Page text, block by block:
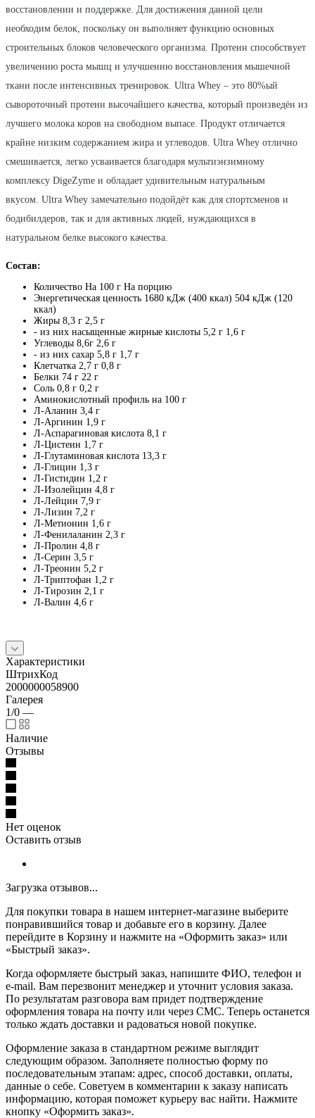
восстановлении и поддержке. Для достижения данной цели
необходим белок, поскольку он выполняет функцию основных
строительных блоков человеческого организма. Протеин способствует
увеличению роста мышц и улучшению восстановления мышечной
ткани после интенсивных тренировок. Ultra Whey – это 80%ый
сывороточный протеин высочайшего качества, который произведён из
лучшего молока коров на свободном выпасе. Продукт отличается
крайне низким содержанием жира и углеводов. Ultra Whey отлично
смешивается, легко усваивается благодаря мультиэнзимному
комплексу DigeZyme и обладает удивительным натуральным
вкусом. Ultra Whey замечательно подойдёт как для спортсменов и
бодибилдеров, так и для активных людей, нуждающихся в
натуральном белке высокого качества.
Состав:
Количество На 100 г На порцию
Энергетическая ценность 1680 кДж (400 ккал) 504 кДж (120
ккал)
Жиры 8,3 г 2,5 г
- из них насыщенные жирные кислоты 5,2 г 1,6 г
Углеводы 8,6г 2,6 г
- из них сахар 5,8 г 1,7 г
Клетчатка 2,7 г 0,8 г
Белки 74 г 22 г
Соль 0,8 г 0,2 г
Аминокислотный профиль на 100 г
Л-Аланин 3,4 г
Л-Аргинин 1,9 г
Л-Аспарагиновая кислота 8,1 г
Л-Цистеин 1,7 г
Л-Глутаминовая кислота 13,3 г
Л-Глицин 1,3 г
Л-Гистидин 1,2 г
Л-Изолейцин 4,8 г
Л-Лейцин 7,9 г
Л-Лизин 7,2 г
Л-Метионин 1,6 г
Л-Фенилаланин 2,3 г
Л-Пролин 4,8 г
Л-Серин 3,5 г
Л-Треонин 5,2 г
Л-Триптофан 1,2 г
Л-Тирозин 2,1 г
Л-Валин 4,6 г
Характеристики
ШтрихКод
2000000058900
Галерея
1/0 —
Наличие
Отзывы
Нет оценок
Оставить отзыв
Загрузка отзывов...
Для покупки товара в нашем интернет-магазине выберите
понравившийся товар и добавьте его в корзину. Далее
перейдите в Корзину и нажмите на «Оформить заказ» или
«Быстрый заказ».
Когда оформляете быстрый заказ, напишите ФИО, телефон и
e-mail. Вам перезвонит менеджер и уточнит условия заказа.
По результатам разговора вам придет подтверждение
оформления товара на почту или через СМС. Теперь останется
только ждать доставки и радоваться новой покупке.
Оформление заказа в стандартном режиме выглядит
следующим образом. Заполняете полностью форму по
последовательным этапам: адрес, способ доставки, оплаты,
данные о себе. Советуем в комментарии к заказу написать
информацию, которая поможет курьеру вас найти. Нажмите
кнопку «Оформить заказ».